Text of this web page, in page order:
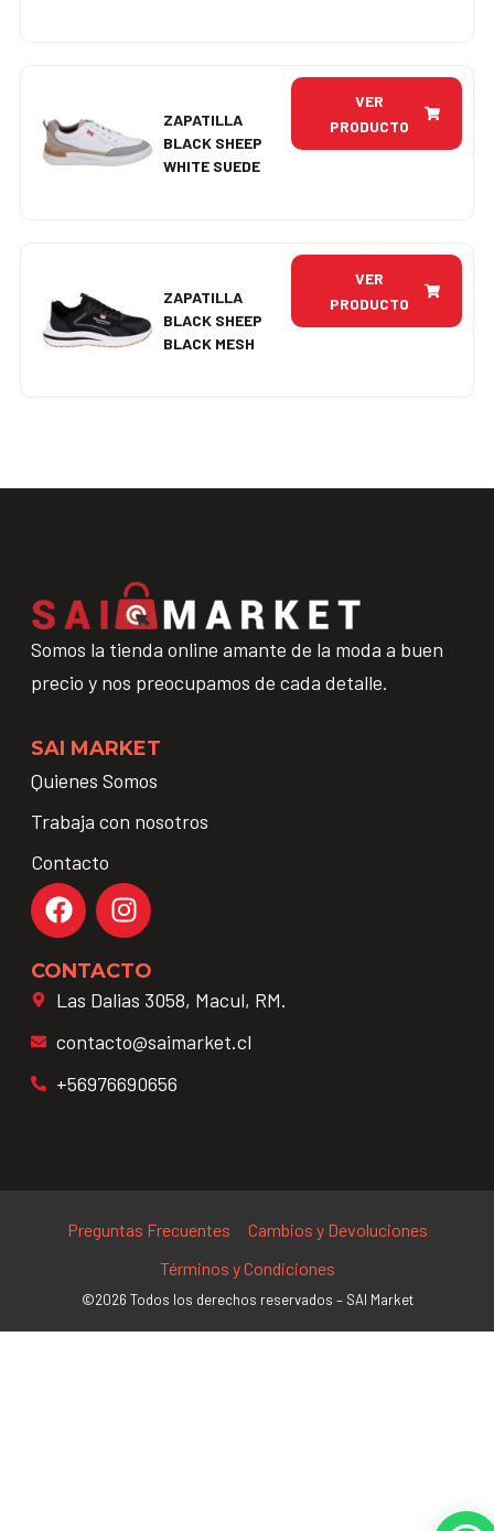
ZAPATILLA
BLACK SHEEP
WHITE SUEDE
VER
PRODUCTO
ZAPATILLA
BLACK SHEEP
BLACK MESH
VER
PRODUCTO
Somos la tienda online amante de la moda a buen
precio y nos preocupamos de cada detalle.
SAI MARKET
Quienes Somos
Trabaja con nosotros
Contacto
CONTACTO
Las Dalias 3058, Macul, RM.
contacto@saimarket.cl
+56976690656
Preguntas Frecuentes
Cambios y Devoluciones
Términos y Condiciones
©2026 Todos los derechos reservados – SAI Market